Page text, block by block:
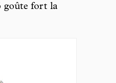
goûte fort la